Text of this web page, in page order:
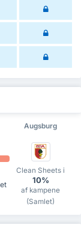
Augsburg
Clean Sheets i
10%
af kampene
(Samlet)